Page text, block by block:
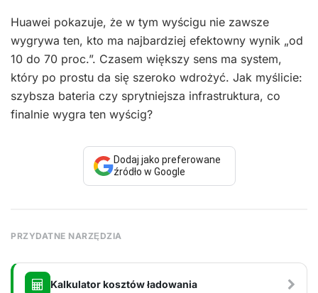
Huawei pokazuje, że w tym wyścigu nie zawsze
wygrywa ten, kto ma najbardziej efektowny wynik „od
10 do 70 proc.”. Czasem większy sens ma system,
który po prostu da się szeroko wdrożyć. Jak myślicie:
szybsza bateria czy sprytniejsza infrastruktura, co
finalnie wygra ten wyścig?
Dodaj jako preferowane
źródło w Google
PRZYDATNE NARZĘDZIA
Kalkulator kosztów ładowania